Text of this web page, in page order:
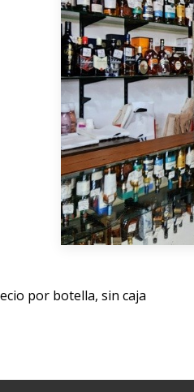
por botella, sin caja